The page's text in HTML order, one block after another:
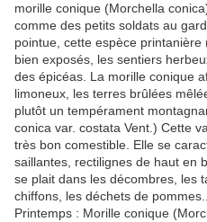
morille conique (Morchella
comme des petits soldats au
pointue, cette espèce
bien exposés, les sentiers
des épicéas. La morille conique
limoneux, les terres brûlées
plutôt un tempérament
conica var. costata Vent.) Cette
très bon comestible. Elle se
saillantes, rectilignes de haut en
se plait dans les décombres, les
chiffons, les déchets de
Printemps : Morille conique